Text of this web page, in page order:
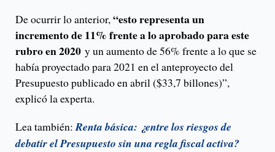
De ocurrir lo anterior,“esto representa un
incremento de 11% frente a lo aprobado para este
rubro en 2020 y un aumento de 56% frente a lo que se
había proyectado para 2021 en el anteproyecto del
Presupuesto publicado en abril ($33,7 billones)”,
explicó la experta.
Lea también:Renta básica: ¿entre los riesgos de
debatir el Presupuesto sin una regla fiscal activa?